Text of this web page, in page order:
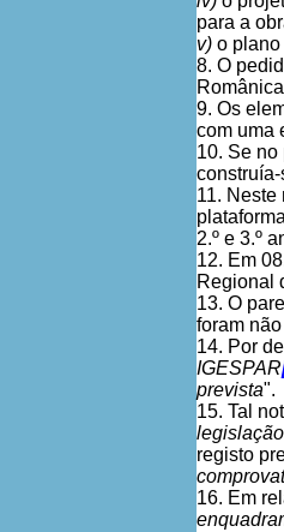
para a
v) o
8. O
9. Os
com uma
10. Se
11.
2.º e 3.º
12. Em
Regional
13. O
foram
14. Por
IGESPAR
prevista".
15. Tal
registo
16. Em